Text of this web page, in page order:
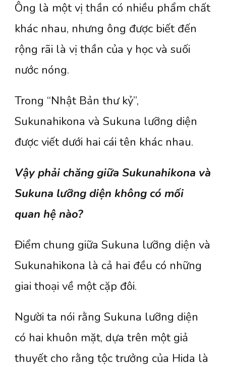
Ông là một vị thần có nhiều phẩm chất
khác nhau, nhưng ông được biết đến
rộng rãi là vị thần của y học và suối
nước nóng.
Trong “Nhật Bản thư kỷ”,
Sukunahikona và Sukuna lưỡng diện
được viết dưới hai cái tên khác nhau.
Vậy phải chăng giữa Sukunahikona và
Sukuna lưỡng diện không có mối
quan hệ nào?
Điểm chung giữa Sukuna lưỡng diện và
Sukunahikona là cả hai đều có những
giai thoại về một cặp đôi.
Người ta nói rằng Sukuna lưỡng diện
có hai khuôn mặt, dựa trên một giả
thuyết cho rằng tộc trưởng của Hida là